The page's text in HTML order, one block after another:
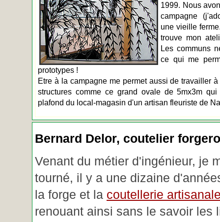
1999. Nous
campagne
une vieille
trouve mon
Les communs
ce qui me
prototypes !
Etre à la campagne me permet aussi de travailler
structures comme ce grand ovale de 5mx3m
plafond du local-magasin d'un artisan fleuriste de
Bernard Delor, coutelier
Venant du métier d'ingénieur, je
tourné, il y a une dizaine
la forge et la coutellerie
renouant ainsi sans le savoir les